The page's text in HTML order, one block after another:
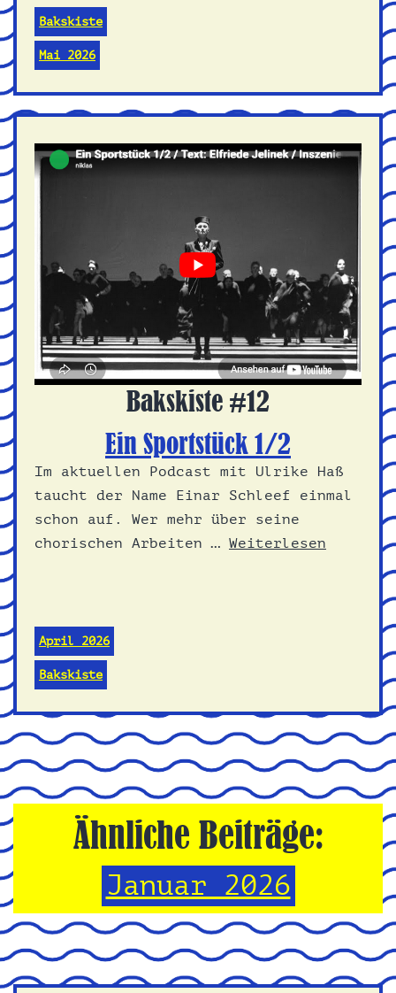
Bakskiste
Mai 2026
Bakskiste #12
Ein Sportstück 1/2
Im aktuellen Podcast mit Ulrike Haß
taucht der Name Einar Schleef einmal
schon auf. Wer mehr über seine
chorischen Arbeiten … Weiterlesen
April 2026
Bakskiste
Ähnliche Beiträge:
Januar 2026